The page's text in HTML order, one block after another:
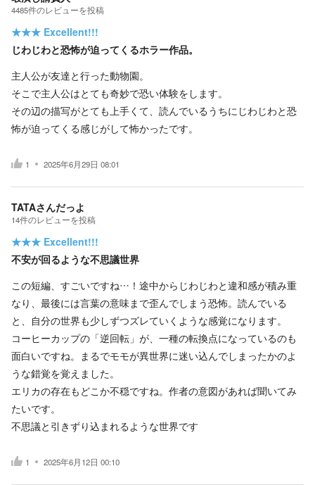
4485件のレビューを投稿
★★★ Excellent!!!
じわじわと恐怖が迫ってくるホラー作品。
主人公が友達と行った動物園。
そこで主人公はとても奇妙で恐い体験をします。
その辺の描写がとても上手くて、読んでいるうちにじわじわと恐
怖が迫ってくる感じがして怖かったです。
1 2025年6月29日 08:01
TATAさんだっよ
14件のレビューを投稿
★★★ Excellent!!!
不安が回るような不思議世界
この短編、すごいですね…！途中からじわじわと違和感が積み重
なり、最後には言葉の意味まで歪んでしまう恐怖。読んでいる
と、自分の世界も少しずつズレていくような感覚になります。
コーヒーカップの「逆回転」が、一種の転換点になっているのも
面白いですね。まるでモモが異世界に迷い込んでしまったかのよ
うな錯覚を覚えました。
エリカの存在もどこか不穏ですね。作者の意図があれば聞いてみ
たいです。
不思議と引きずり込まれるような世界です
1 2025年6月12日 00:10